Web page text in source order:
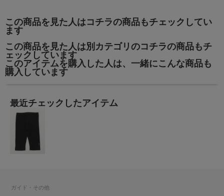
この商品を見た人はコチラの商品もチェックしてい
ます
この商品を見た人は別カテゴリのコチラの商品もチ
ェックしています
このアイテムを購入した人は、一緒にこんな商品も
購入しています
最近チェックしたアイテム
ガイド・その他